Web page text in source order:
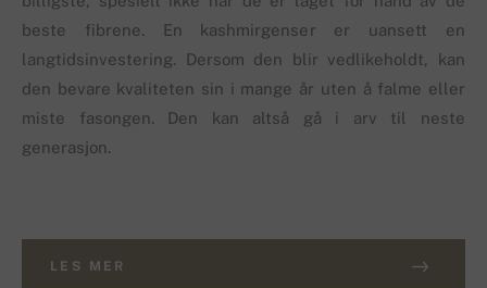
beste fibrene. En kashmirgenser er uansett en
langtidsinvestering. Dersom den blir vedlikeholdt, kan
den bevare kvaliteten sin i mange år uten å falme eller
miste fasongen. Den kan altså gå i arv til neste
generasjon.
LES MER